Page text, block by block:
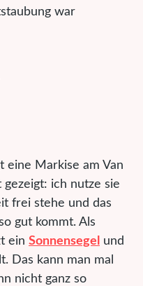
war
eine Markise am Van
gezeigt: ich nutze sie
frei stehe und das
gut kommt. Als
ein Sonnensegel
und
Das kann man mal
nicht ganz so